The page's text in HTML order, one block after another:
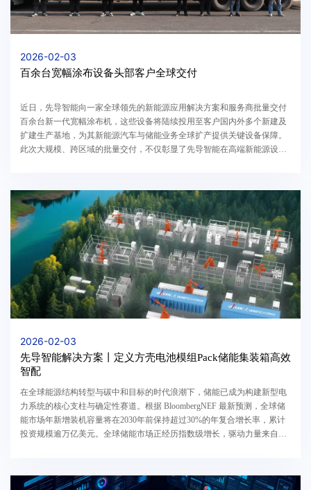
2026-02-03
百余台宽幅涂布设备头部客户全球交付
近日，先导智能向一家全球领先的新能源应用解决方案和服务商批量交付
百余台新一代宽幅涂布机，这些设备将陆续投用至客户国内外多个新建及
扩建生产基地，为其新能源汽车与储能业务全球扩产提供关键设备保障。
此次大规模、跨区域的批量交付，不仅彰显了先导智能在高端新能源设备
2026-02-03
先导智能解决方案丨定义方壳电池模组Pack储能集装箱高效
智配
在全球能源结构转型与碳中和目标的时代浪潮下，储能已成为构建新型电
力系统的核心支柱与确定性赛道。根据 BloombergNEF 最新预测，全球储
能市场年新增装机容量将在2030年前保持超过30%的年复合增长率，累计
投资规模逾万亿美元。全球储能市场正经历指数级增长，驱动力量来自两